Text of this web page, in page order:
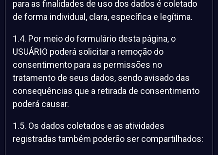
para as finalidades de uso dos dados é coletado
de forma individual, clara, específica e legítima.
1.4. Por meio do formulário desta página, o
USUÁRIO poderá solicitar a remoção do
consentimento para as permissões no
tratamento de seus dados, sendo avisado das
consequências que a retirada de consentimento
poderá causar.
1.5. Os dados coletados e as atividades
registradas também poderão ser compartilhados: